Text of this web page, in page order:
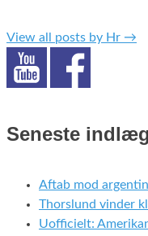
View all posts by Hr →
Seneste indlæg
Aftab mod
Thorslund vinder
Uofficielt: